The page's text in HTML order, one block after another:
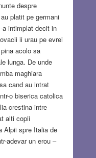
despre
platit pe germani
a intimplat decit in
ii urau pe evrei
acolo sa
lunga. De unde
maghiara
cand au intrat
o biserica catolica
crestina intre
alti copii
Alpii spre Italia de
adevar un erou –